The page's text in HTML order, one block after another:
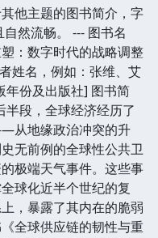
他主题的图书简介，字
然流畅。 --- 图书名
：数字时代的战略调整
姓名，例如：张维、艾
年份及出版社] 图书简
段，全球经济经历了
从地缘政治冲突的升
无前例的全球性公共卫
极端天气事件。这些事
球化近半个世纪的复
，暴露了其内在的脆弱
全球供应链的韧性与重